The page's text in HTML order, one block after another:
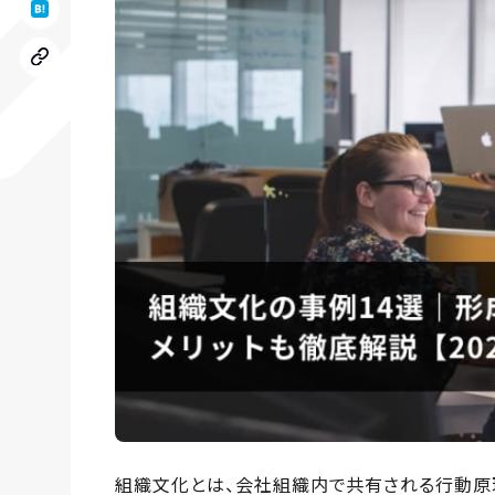
組織文化とは、会社組織内で共有される行動原